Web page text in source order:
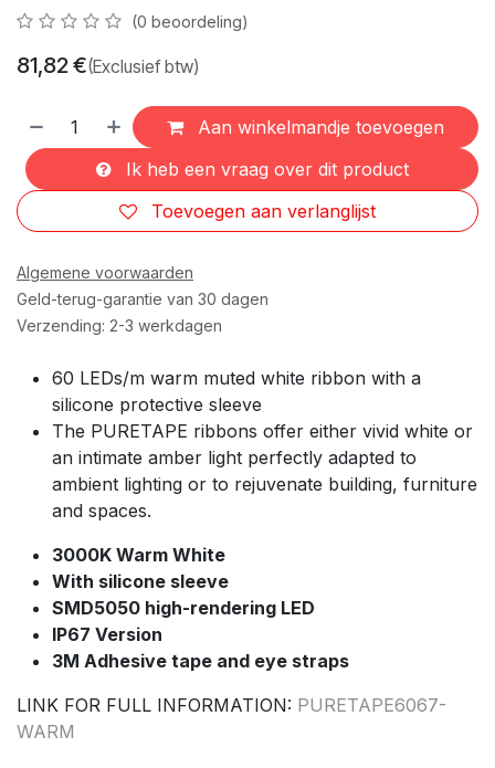
(0 beoordeling)
81,82€(Exclusief btw)
Aan winkelmandje toevoegen
Ik heb een vraag over dit product
Toevoegen aan verlanglijst
Algemene voorwaarden
Geld-terug-garantie van 30 dagen
Verzending: 2-3 werkdagen
60 LEDs/m warm muted white ribbon with a
silicone protective sleeve
The PURETAPE ribbons offer either vivid white or
an intimate amber light perfectly adapted to
ambient lighting or to rejuvenate building, furniture
and spaces.
3000K Warm White
With silicone sleeve
SMD5050 high-rendering LED
IP67 Version
3M Adhesive tape and eye straps
LINK FOR FULL INFORMATION: PURETAPE6067-
WARM